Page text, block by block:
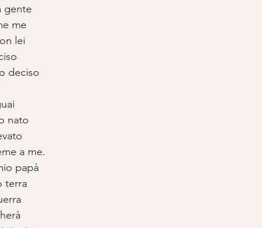
gente
me
lei
deciso
nato
a me.
papà
terra